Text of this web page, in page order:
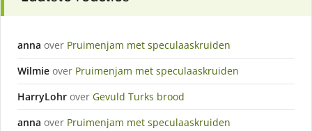
anna over Pruimenjam met speculaaskruiden
Wilmie over Pruimenjam met speculaaskruiden
HarryLohr over Gevuld Turks brood
anna over Pruimenjam met speculaaskruiden